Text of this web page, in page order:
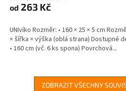
od 263 Kč
UNIvíko Rozměr: • 160 × 25 × 5 cm
× šířka × výška (oblá strana) Dostupné
• 160 cm (vč. 6 ks spona) Povrchová...
ZOBRAZIT VŠECHNY